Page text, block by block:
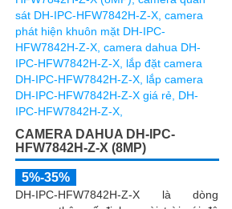
phân biệt chính xác giữa người và xe,
nâng cao hiệu quả giám sát với thiết kế
chuẩn IP67 chống bụi nước và hỗ trợ
PoE giá rẻ
CAMERA DAHUA DH-IPC-
HFW7842H-Z-X (8MP)
5%-35%
DH-IPC-HFW7842H-Z-X là dòng